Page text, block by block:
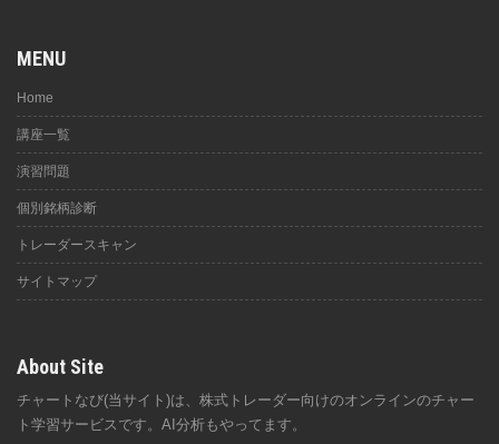
MENU
Home
講座一覧
演習問題
個別銘柄診断
トレーダースキャン
サイトマップ
About Site
チャートなび(当サイト)は、株式トレーダー向けのオンラインのチャー
ト学習サービスです。AI分析もやってます。